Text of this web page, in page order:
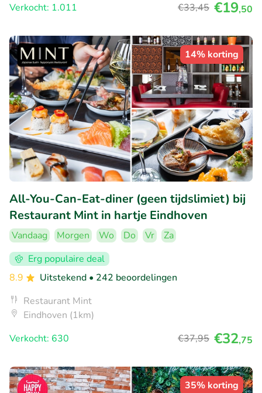
Verkocht: 1.011
€33,45 €19,50
14% korting
All-You-Can-Eat-diner (geen tijdslimiet) bij
Restaurant Mint in hartje Eindhoven
Vandaag Morgen Wo Do Vr
Za
Erg populaire deal
8.9
Uitstekend • 242 beoordelingen
Restaurant Mint
Eindhoven (1km)
Verkocht: 630
€37,95 €32,75
35% korting